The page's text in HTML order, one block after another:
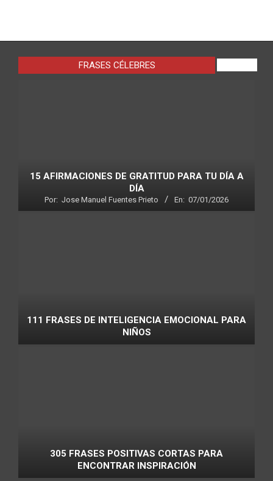
FRASES CÉLEBRES
15 AFIRMACIONES DE GRATITUD PARA TU DÍA A
DÍA
Por: Jose Manuel Fuentes Prieto En: 07/01/2026
111 FRASES DE INTELIGENCIA EMOCIONAL PARA
NIÑOS
305 FRASES POSITIVAS CORTAS PARA
ENCONTRAR INSPIRACIÓN